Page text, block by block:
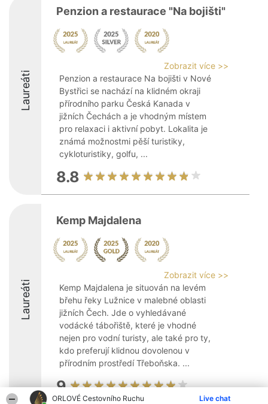
ORLOVÉ Cestovního Ruchu Live chat
Laureáti
Penzion a restaurace "Na bojišti"
Zobrazit více >>
Penzion a restaurace Na bojišti v Nové
Bystřici se nachází na klidném okraji
přírodního parku Česká Kanada v
jižních Čechách a je vhodným místem
pro relaxaci i aktivní pobyt. Lokalita je
známá možnostmi pěší turistiky,
cykloturistiky, golfu, ...
8.8
Laureáti
Kemp Majdalena
Zobrazit více >>
Kemp Majdalena je situován na levém
břehu řeky Lužnice v malebné oblasti
jižních Čech. Jde o vyhledávané
vodácké tábořiště, které je vhodné
nejen pro vodní turisty, ale také pro ty,
kdo preferují klidnou dovolenou v
přírodním prostředí Třeboňska. ...
9